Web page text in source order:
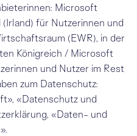
Microsoft
für Nutzerinnen und
(EWR), in der
Königreich / Microsoft
und Nutzer im Rest
zum Datenschutz:
, «Datenschutz und
, «Daten- und
.